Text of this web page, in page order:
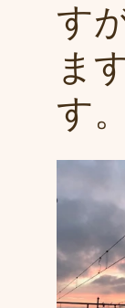
す
ま
す。